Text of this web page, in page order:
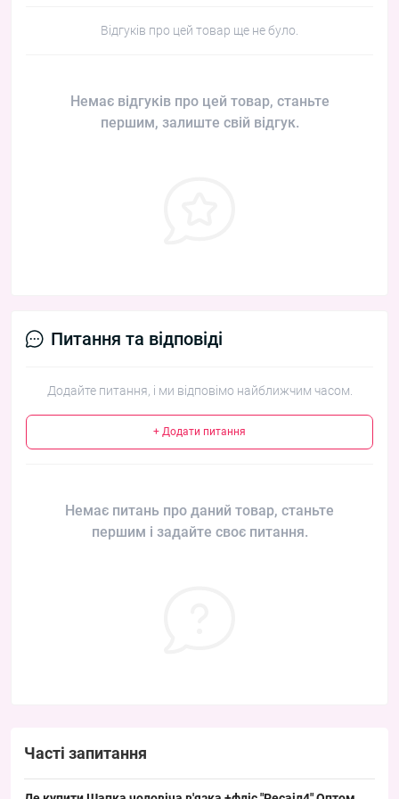
Відгуків про цей товар ще не було.
Немає відгуків про цей товар, станьте
першим, залиште свій відгук.
Питання та відповіді
Додайте питання, і ми відповімо найближчим часом.
+ Додати питання
Немає питань про даний товар, станьте
першим і задайте своє питання.
Часті запитання